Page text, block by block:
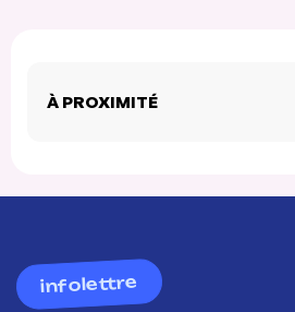
À PROXIMITÉ
infolettre